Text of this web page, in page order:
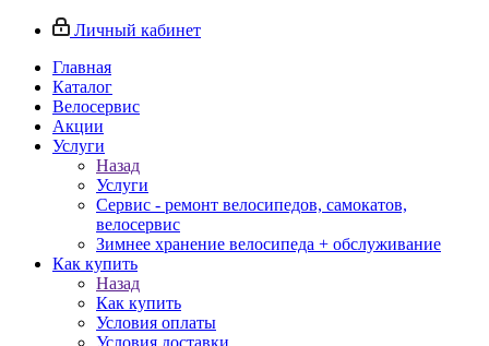
Личный кабинет
Главная
Каталог
Велосервис
Акции
Услуги
Назад
Услуги
Сервис - ремонт велосипедов, самокатов,
велосервис
Зимнее хранение велосипеда + обслуживание
Как купить
Назад
Как купить
Условия оплаты
Условия доставки